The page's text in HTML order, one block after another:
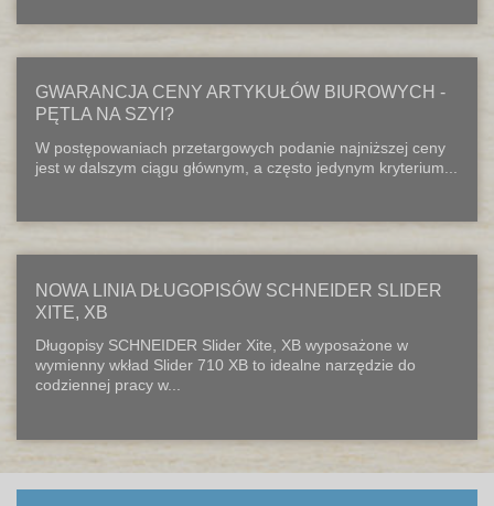
GWARANCJA CENY ARTYKUŁÓW BIUROWYCH -
PĘTLA NA SZYI?
W postępowaniach przetargowych podanie najniższej ceny
jest w dalszym ciągu głównym, a często jedynym kryterium...
NOWA LINIA DŁUGOPISÓW SCHNEIDER SLIDER
XITE, XB
Długopisy SCHNEIDER Slider Xite, XB wyposażone w
wymienny wkład Slider 710 XB to idealne narzędzie do
codziennej pracy w...